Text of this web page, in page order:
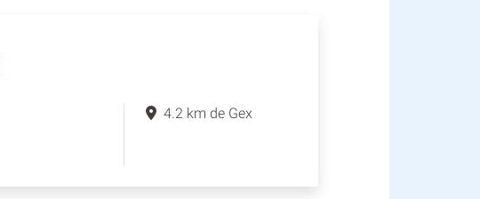
4.2 km de Gex